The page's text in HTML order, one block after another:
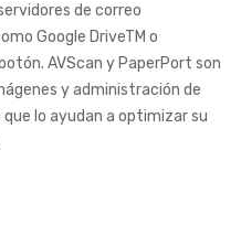
de correo
Google DriveTM o
AVScan y PaperPort son
y administración de
lo ayudan a optimizar su